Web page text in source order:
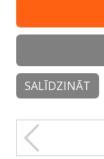
SALĪDZINĀT